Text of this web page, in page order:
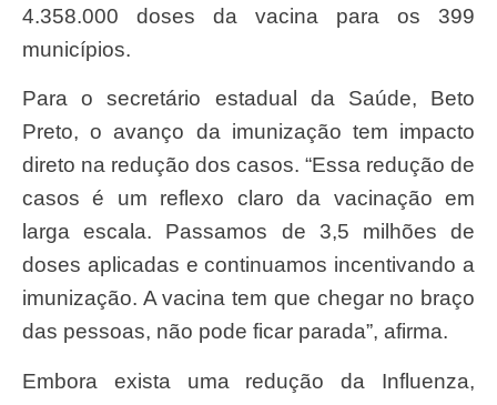
4.358.000 doses da vacina para os 399
municípios.
Para o secretário estadual da Saúde, Beto
Preto, o avanço da imunização tem impacto
direto na redução dos casos. “Essa redução de
casos é um reflexo claro da vacinação em
larga escala. Passamos de 3,5 milhões de
doses aplicadas e continuamos incentivando a
imunização. A vacina tem que chegar no braço
das pessoas, não pode ficar parada”, afirma.
Embora exista uma redução da Influenza,